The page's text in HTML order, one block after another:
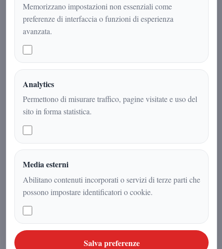
Il Comitato Costituente Caserta 203
Futuro Nazionale, con
l'organizzazione del referente
Avvocato Arnaldo Gadola, raggiunge
un traguardo politico significativo in
vista dell’Assemblea Costituente
nazionale del 13 e 14 giugno 2026 a
Roma.
Memorizzano impostazioni non essenziali come
preferenze di interfaccia o funzioni di esperienza
avanzata.
Analytics
Permettono di misurare traffico, pagine visitate e uso del
sito in forma statistica.
Media esterni
Abilitano contenuti incorporati o servizi di terze parti che
possono impostare identificatori o cookie.
Salva preferenze